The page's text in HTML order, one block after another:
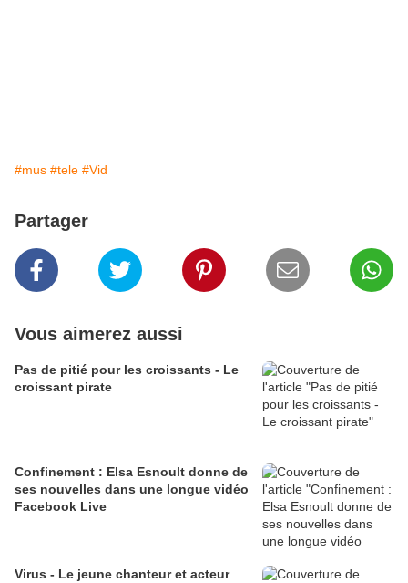
#mus #tele #Vid
Partager
Vous aimerez aussi
Pas de pitié pour les croissants - Le
croissant pirate
Confinement : Elsa Esnoult donne de
ses nouvelles dans une longue vidéo
Facebook Live
Virus - Le jeune chanteur et acteur